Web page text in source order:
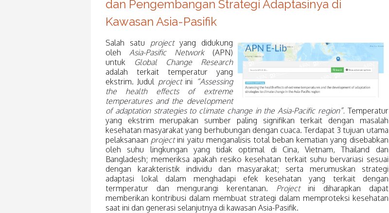
dan Pengembangan Strategi Adaptasinya di
Kawasan Asia-Pasifik
Salah satu projectyang didukung
oleh Asia-Pasific Network(APN)
untuk
Global Change Research
adalah terkait temperatur yang
ekstrim. Judul projectini “Assessing
the health effects of extreme
temperatures and the development
of adaptation strategies to climate change in the Asia-Pacific region”. Temperatur
yang ekstrim merupakan sumber paling signifikan terkait dengan masalah
kesehatan masyarakat yang berhubungan dengan cuaca. Terdapat 3 tujuan utama
pelaksanaan projectini yaitu menganalisis total beban kematian yang disebabkan
oleh suhu lingkungan yang tidak optimal di Cina, Vietnam, Thailand dan
Bangladesh; memeriksa apakah resiko kesehatan terkait suhu bervariasi sesuai
dengan karakteristik individu dan masyarakat; serta merumuskan strategi
adaptasi lokal dalam menghadapi efek kesehatan yang terkait dengan
termperatur dan mengurangi kerentanan. Projectini diharapkan dapat
memberikan kontribusi dalam membuat strategi dalam memproteksi kesehatan
saat ini dan generasi selanjutnya di kawasan Asia-Pasifik.